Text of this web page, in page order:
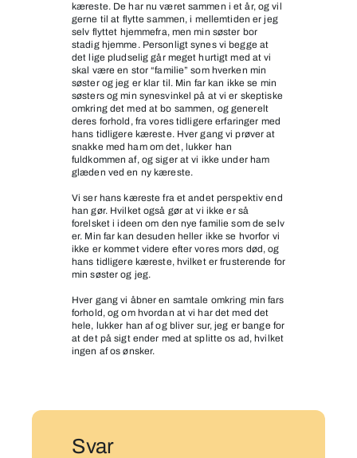
kæreste. De har nu været sammen i et år, og vil
gerne til at flytte sammen, i mellemtiden er jeg
selv flyttet hjemmefra, men min søster bor
stadig hjemme. Personligt synes vi begge at
det lige pludselig går meget hurtigt med at vi
skal være en stor “familie” som hverken min
søster og jeg er klar til. Min far kan ikke se min
søsters og min synesvinkel på at vi er skeptiske
omkring det med at bo sammen, og generelt
deres forhold, fra vores tidligere erfaringer med
hans tidligere kæreste. Hver gang vi prøver at
snakke med ham om det, lukker han
fuldkommen af, og siger at vi ikke under ham
glæden ved en ny kæreste.
Vi ser hans kæreste fra et andet perspektiv end
han gør. Hvilket også gør at vi ikke er så
forelsket i ideen om den nye familie som de selv
er. Min far kan desuden heller ikke se hvorfor vi
ikke er kommet videre efter vores mors død, og
hans tidligere kæreste, hvilket er frusterende for
min søster og jeg.
Hver gang vi åbner en samtale omkring min fars
forhold, og om hvordan at vi har det med det
hele, lukker han af og bliver sur, jeg er bange for
at det på sigt ender med at splitte os ad, hvilket
ingen af os ønsker.
Svar